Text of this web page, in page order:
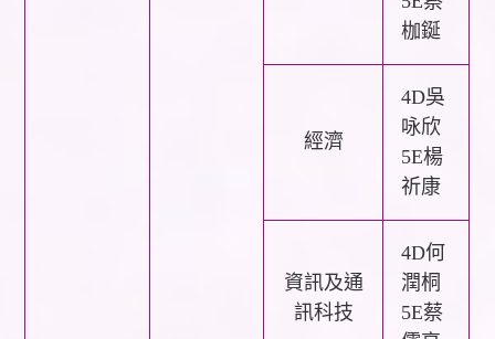
枷鋋
經濟
4D吳
咏欣
5E楊
祈康
資訊及通
訊科技
4D何
潤桐
5E蔡